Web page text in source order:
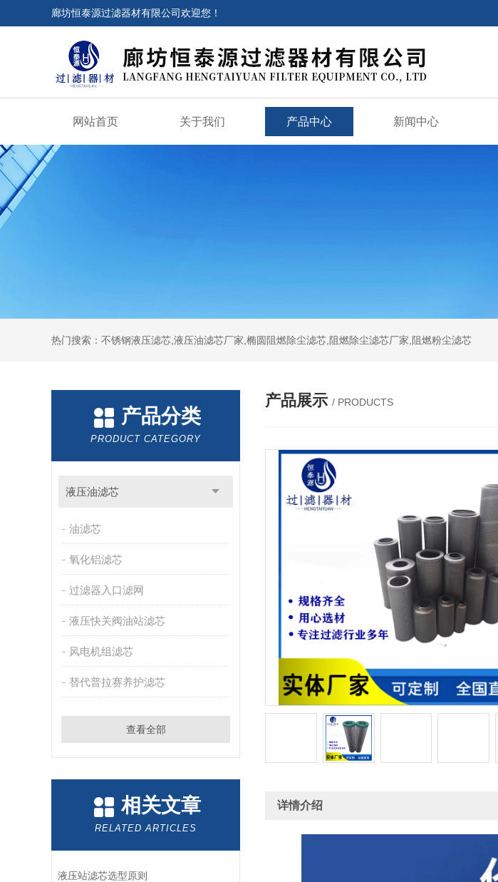
廊坊恒泰源过滤器材有限公司欢迎您！
网站首页 关于我们 产品中心 新闻中心
热门搜索：不锈钢液压滤芯,液压油滤芯厂家,椭圆阻燃除尘滤芯,阻燃除尘滤芯厂家,阻燃粉尘滤芯
产品分类
PRODUCT CATEGORY
液压油滤芯
油滤芯
氧化铝滤芯
过滤器入口滤网
液压快关阀油站滤芯
风电机组滤芯
替代普拉赛养护滤芯
查看全部
相关文章
RELATED ARTICLES
液压站滤芯选型原则
产品展示 / PRODUCTS
详情介绍